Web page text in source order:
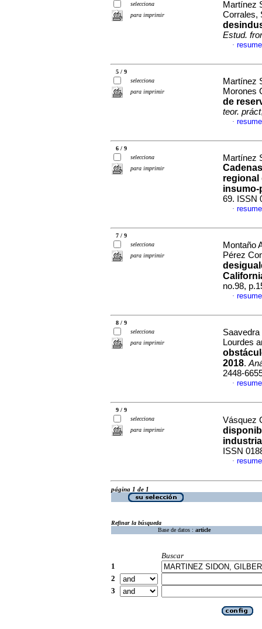
selecciona
para imprimir
Martínez
Corrales,
Estud.
·
5 / 9
selecciona
para imprimir
Martínez
Morones
de
teor. práct
·
6 / 9
selecciona
para imprimir
Martínez
regional
69. ISSN
·
7 / 9
selecciona
para imprimir
Montaño
Pérez
no.98,
·
8 / 9
selecciona
para imprimir
Lourdes
2018.
2448-
·
9 / 9
selecciona
para imprimir
Vásquez
ISSN
·
página 1 de 1
Refinar la búsqueda
Base de datos : article
Buscar
1
2
3